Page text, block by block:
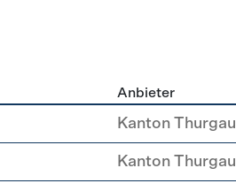
Anbieter
Kanton Thurgau
Kanton Thurgau